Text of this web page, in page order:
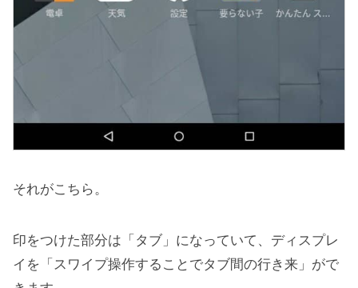
それがこちら。
印をつけた部分は「タブ」になっていて、ディスプレ
イを「スワイプ操作することでタブ間の行き来」がで